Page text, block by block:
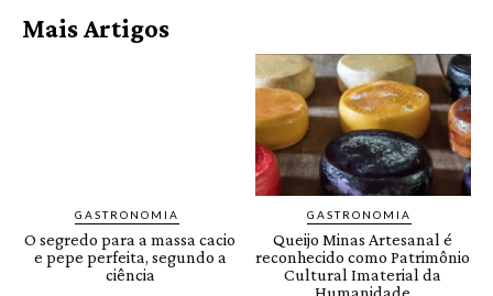
Mais Artigos
GASTRONOMIA
O segredo para a massa cacio
e pepe perfeita, segundo a
ciência
GASTRONOMIA
Queijo Minas Artesanal é
reconhecido como Patrimônio
Cultural Imaterial da